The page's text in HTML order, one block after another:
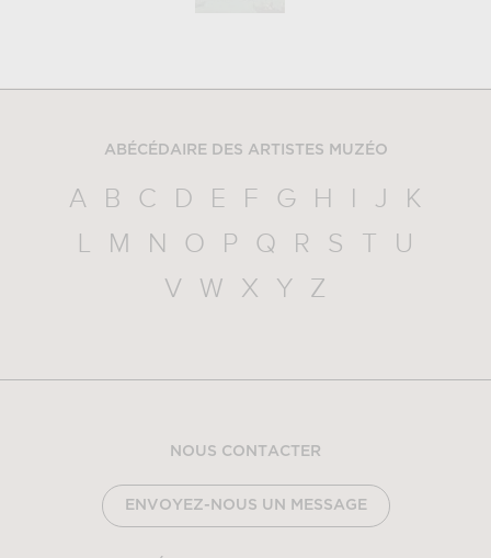
ABÉCÉDAIRE DES ARTISTES MUZÉO
A B C D E F G H I J
K
L
M N O P Q R S T
U
V
W X Y Z
NOUS CONTACTER
ENVOYEZ-NOUS UN MESSAGE